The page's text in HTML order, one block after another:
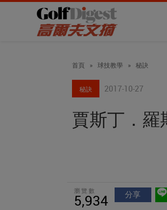
首頁 » 球技教學 » 秘訣
秘訣 2017-10-27
賈斯丁．羅
瀏覽數
5,934 分享